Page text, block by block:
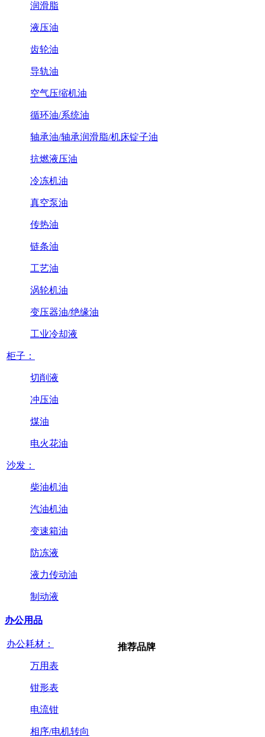
润滑脂
液压油
齿轮油
导轨油
空气压缩机油
循环油/系统油
轴承油/轴承润滑脂/机床锭子油
抗燃液压油
冷冻机油
真空泵油
传热油
链条油
工艺油
涡轮机油
变压器油/绝缘油
工业冷却液
柜子：
切削液
冲压油
煤油
电火花油
沙发：
柴油机油
汽油机油
变速箱油
防冻液
液力传动油
制动液
办公用品
办公耗材：
万用表
钳形表
电流钳
相序/电机转向
推荐品牌